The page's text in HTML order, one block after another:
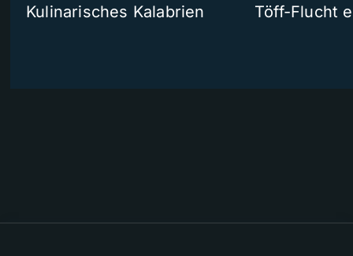
Kulinarisches Kalabrien
Töff-Flucht